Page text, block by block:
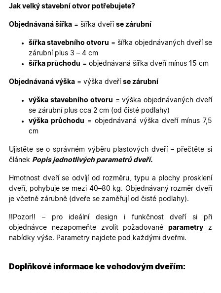
Jak velký stavební otvor potřebujete?
Objednávaná šířka = šířka dveří se zárubní
šířka stavebního otvoru = šířka objednávaných dveří se
zárubní plus 3 – 4 cm
šířka průchodu = objednávaná šířka dveří mínus 15 cm
Objednávaná výška = výška dveří se zárubní
výška stavebního otvoru = výška objednávaných dveří
se zárubní plus cca 2 cm (od čisté podlahy)
výška průchodu = objednávaná výška dveří mínus 7,5
cm
Ujistěte se o správném výběru plastových dveří – přečtěte si
článek Popis jednotlivých parametrů dveří.
Hmotnost dveří se odvíjí od rozměru, typu a plochy prosklení
dveří, pohybuje se mezi 40–80 kg. Objednávaný rozměr dveří
je včetně zárubně (dveře se zaměřují od čisté podlahy).
!!Pozor!! – pro ideální design i funkčnost dveří si při
objednávce nezapomeňte zvolit požadovanéparametry z
nabídky výše. Parametry najdete pod každými dveřmi.
Doplňkové informace ke vchodovým dveřím:
cookies
Nezbytně nutné cookies
Analytické cookies
Marketingové cookies
Funkční cookies
funkce webových stránek, jako je přihlášení
uživatele a správa účtu. Webové stránky nelze bez
nezbytně nutných souborů cookie správně používat.
Poskytovatel/
Doména
Vyprší
udid .oknadverenamiru.cz
4
2 dny
jedinečné
zařízení,